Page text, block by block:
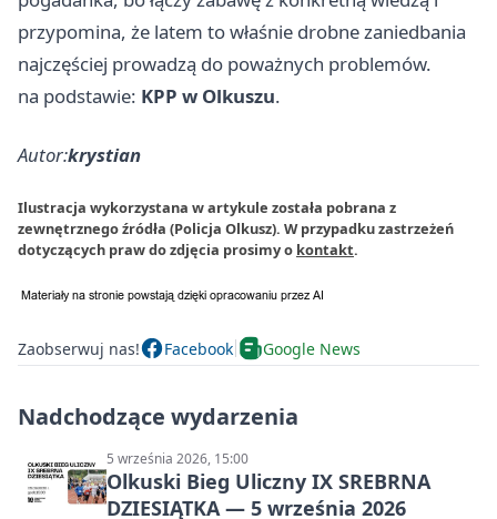
przypomina, że latem to właśnie drobne zaniedbania
najczęściej prowadzą do poważnych problemów.
na podstawie: KPP w Olkuszu.
Autor:krystian
Ilustracja wykorzystana w artykule została pobrana z
zewnętrznego źródła (Policja Olkusz). W przypadku zastrzeżeń
dotyczących praw do zdjęcia prosimy o kontakt.
Zaobserwuj nas! Facebook Google News
Nadchodzące wydarzenia
5 września 2026, 15:00
Olkuski Bieg Uliczny IX SREBRNA
DZIESIĄTKA — 5 września 2026